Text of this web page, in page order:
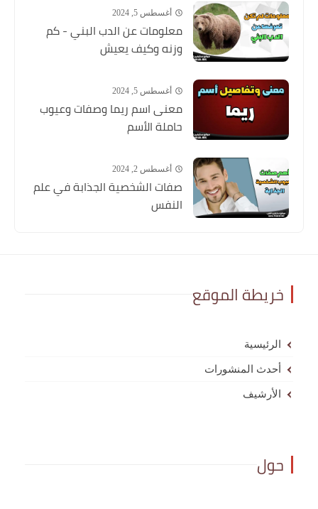
أغسطس 5, 2024
معلومات عن الدب البني - كم
وزنه وكيف يعيش
أغسطس 5, 2024
معنى اسم ريما وصفات وعيوب
حاملة الأسم
أغسطس 2, 2024
صفات الشخصية الجذابة في علم
النفس
خريطة الموقع
الرئيسية
أحدث المنشورات
الأرشيف
حول